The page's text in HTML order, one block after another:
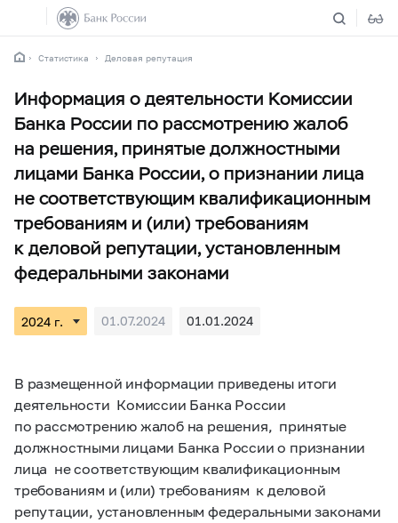
Статистика Деловая репутация
Информация о деятельности Комиссии
Банка России по рассмотрению жалоб
на решения, принятые должностными
лицами Банка России, о признании лица
не соответствующим квалификационным
требованиям и (или) требованиям
к деловой репутации, установленным
федеральными законами
01.07.2024 01.01.2024
В размещенной информации приведены итоги
деятельности Комиссии Банка России
по рассмотрению жалоб на решения, принятые
должностными лицами Банка России о признании
лица не соответствующим квалификационным
требованиям и (или) требованиям к деловой
репутации, установленным федеральными законами